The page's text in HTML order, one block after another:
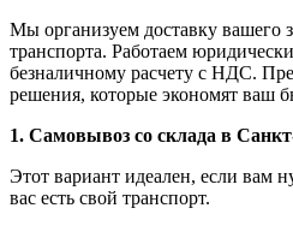
Мы организуем доставку вашего
транспорта. Работаем
безналичному расчету с НДС.
решения, которые экономят ваш
1. Самовывоз со склада в
Этот вариант идеален, если вам
вас есть свой транспорт.